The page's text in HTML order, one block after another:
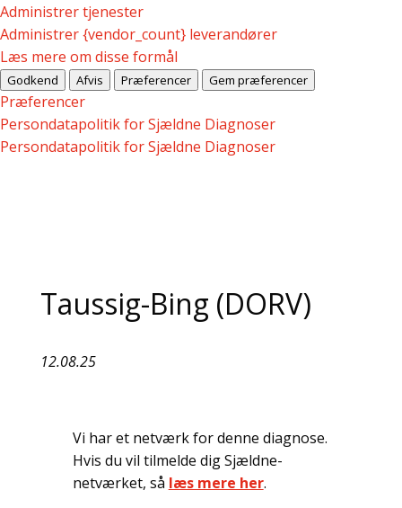
Administrer tjenester
Administrer {vendor_count} leverandører
Læs mere om disse formål
Godkend Afvis Præferencer Gem præferencer
Præferencer
Persondatapolitik for Sjældne Diagnoser
Persondatapolitik for Sjældne Diagnoser
Taussig-Bing (DORV)
12.08.25
Vi har et netværk for denne diagnose.
Hvis du vil tilmelde dig Sjældne-
netværket, så læs mere her.